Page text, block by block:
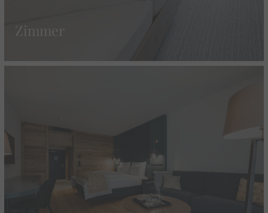
Zimmer